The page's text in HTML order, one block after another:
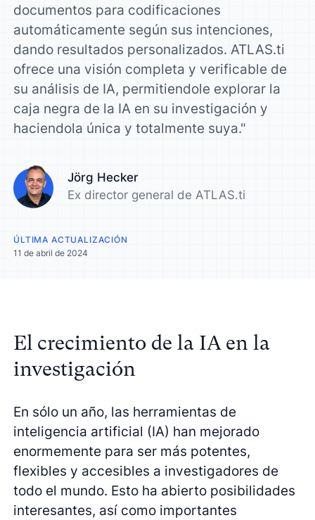
documentos para codificaciones
automáticamente según sus intenciones,
dando resultados personalizados. ATLAS.ti
ofrece una visión completa y verificable de
su análisis de IA, permitiendole explorar la
caja negra de la IA en su investigación y
haciendola única y totalmente suya."
Jörg Hecker
Ex director general de ATLAS.ti
ÚLTIMA ACTUALIZACIÓN
11 de abril de 2024
El crecimiento de la IA en la
investigación
En sólo un año, las herramientas de
inteligencia artificial (IA) han mejorado
enormemente para ser más potentes,
flexibles y accesibles a investigadores de
todo el mundo. Esto ha abierto posibilidades
interesantes, así como importantes